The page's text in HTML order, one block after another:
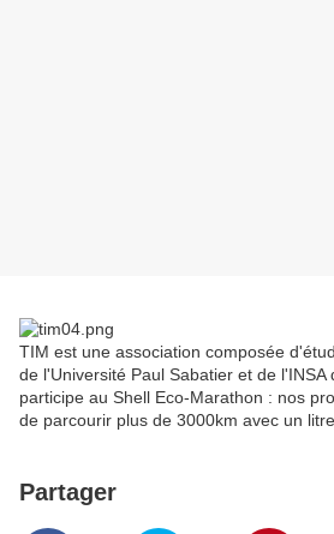
TIM est une association composée
de l'Université Paul Sabatier et de l'INSA
participe au Shell Eco-Marathon : nos
de parcourir plus de 3000km avec un
Partager